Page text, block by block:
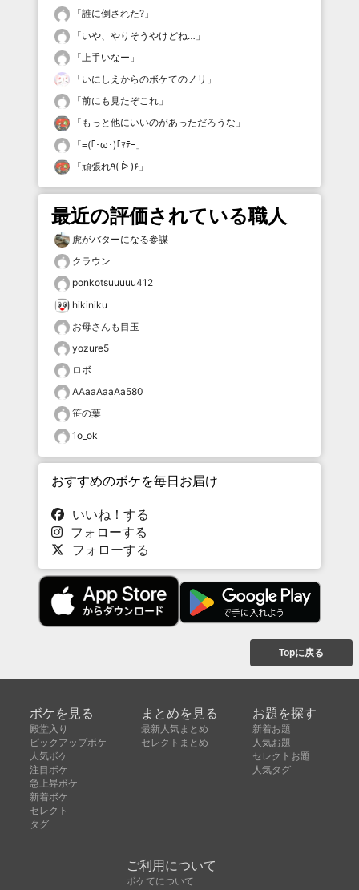
「誰に倒された? 」
「いや、やりそうやけどね… 」
「 上手いなー 」
「いにしえからのボケてのノリ 」
「前にも見たぞこれ 」
「 もっと他にいいのがあっただろうな 」
「≡(｢･ω･)｢ﾏﾃｰ 」
「
頑張れ٩( ᐖ )۶ 」
最近の評価されている職人
虎がバターになる参謀
クラウン
ponkotsuuuuu412
hikiniku
お母さんも目玉
yozure5
ロボ
AAaaAaaAa580
笹の葉
1o_ok
おすすめのボケを毎日お届け
いいね！する
フォローする
フォローする
Topに戻る
ボケを見る
殿堂入り
ピックアップボケ
人気ボケ
注目ボケ
急上昇ボケ
新着ボケ
セレクト
タグ
まとめを見る
最新人気まとめ
セレクトまとめ
お題を探す
新着お題
人気お題
セレクトお題
人気タグ
ご利用について
ボケてについて